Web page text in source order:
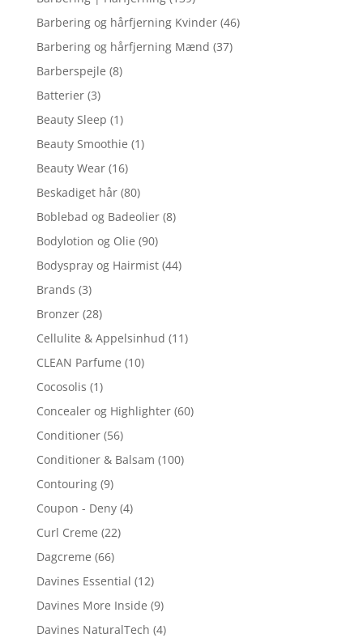
Barbering og hårfjerning Kvinder (46)
Barbering og hårfjerning Mænd (37)
Barberspejle (8)
Batterier (3)
Beauty Sleep (1)
Beauty Smoothie (1)
Beauty Wear (16)
Beskadiget hår (80)
Boblebad og Badeolier (8)
Bodylotion og Olie (90)
Bodyspray og Hairmist (44)
Brands (3)
Bronzer (28)
Cellulite & Appelsinhud (11)
CLEAN Parfume (10)
Cocosolis (1)
Concealer og Highlighter (60)
Conditioner (56)
Conditioner & Balsam (100)
Contouring (9)
Coupon - Deny (4)
Curl Creme (22)
Dagcreme (66)
Davines Essential (12)
Davines More Inside (9)
Davines NaturalTech (4)